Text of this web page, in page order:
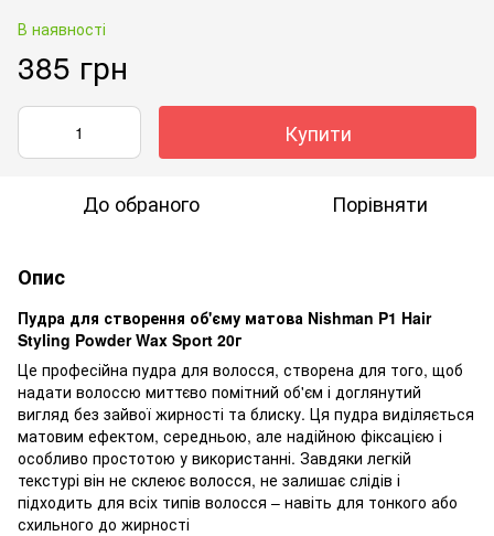
В наявності
385 грн
Купити
До обраного Порівняти
Опис
Пудра для створення об'єму матова Nishman P1 Hair
Styling Powder Wax Sport 20г
Це професійна пудра для волосся, створена для того, щоб
надати волоссю миттєво помітний об'єм і доглянутий
вигляд без зайвої жирності та блиску. Ця пудра виділяється
матовим ефектом, середньою, але надійною фіксацією і
особливо простотою у використанні. Завдяки легкій
текстурі він не склеює волосся, не залишає слідів і
підходить для всіх типів волосся – навіть для тонкого або
схильного до жирності